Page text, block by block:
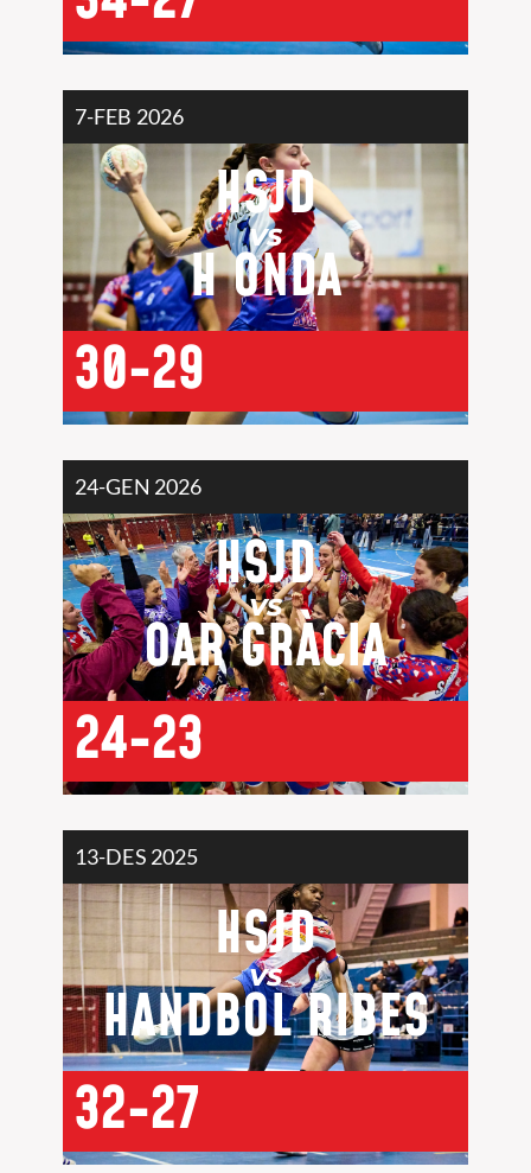
7-FEB 2026
HSJD
VS
H ONDA
30-29
24-GEN 2026
HSJD
VS
OAR GRÀCIA
24-23
13-DES 2025
HSJD
VS
HANDBOL RIBES
32-27